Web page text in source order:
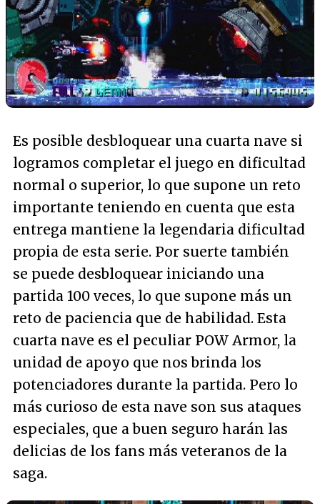
Es posible desbloquear una cuarta nave si
logramos completar el juego en dificultad
normal o superior, lo que supone un reto
importante teniendo en cuenta que esta
entrega mantiene la legendaria dificultad
propia de esta serie. Por suerte también
se puede desbloquear iniciando una
partida 100 veces, lo que supone más un
reto de paciencia que de habilidad. Esta
cuarta nave es el peculiar POW Armor, la
unidad de apoyo que nos brinda los
potenciadores durante la partida. Pero lo
más curioso de esta nave son sus ataques
especiales, que a buen seguro harán las
delicias de los fans más veteranos de la
saga.